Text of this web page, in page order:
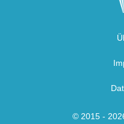
© 2015 -